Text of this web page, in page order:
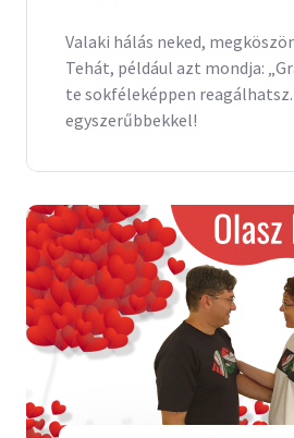
Valaki hálás neked,
Tehát, például azt mondja:
te sokféleképpen reagálhatsz.
egyszerűbbekkel!